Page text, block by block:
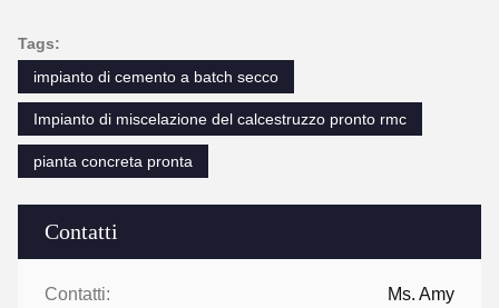
Contatti
Contatti: Ms. Amy
Tags:
impianto di cemento a batch secco
Impianto di miscelazione del calcestruzzo pronto rmc
pianta concreta pronta